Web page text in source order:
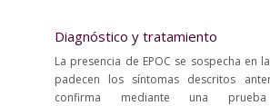
Diagnóstico y tratamiento
La presencia de EPOC se sospecha en
padecen los síntomas descritos
confirma mediante una prueba